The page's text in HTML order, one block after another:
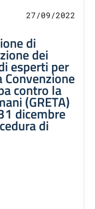
27/09/2022
di
dei
esperti per
contro la
(GRETA)
dicembre
di